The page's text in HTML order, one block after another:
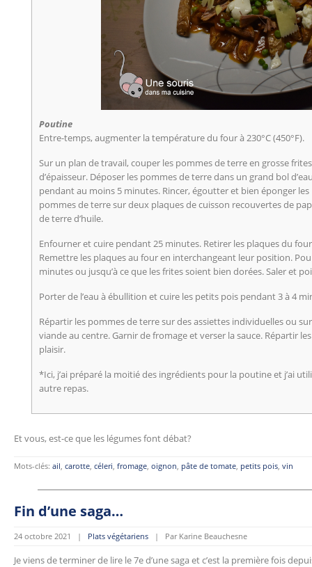
Poutine
Entre-temps, augmenter la température du four à 230°C (450°F).
Sur un plan de travail, couper les pommes de terre en grosse
d’épaisseur. Déposer les pommes de terre dans un grand bol
pendant au moins 5 minutes. Rincer, égoutter et bien éponger
pommes de terre sur deux plaques de cuisson recouvertes de
de terre d’huile.
Enfourner et cuire pendant 25 minutes. Retirer les plaques du
Remettre les plaques au four en interchangeant leur position.
minutes ou jusqu’à ce que les frites soient bien dorées. Saler et
Porter de l’eau à ébullition et cuire les petits pois pendant 3 à 4
Répartir les pommes de terre sur des assiettes individuelles ou
viande au centre. Garnir de fromage et verser la sauce. Répartir
plaisir.
*Ici, j’ai préparé la moitié des ingrédients pour la poutine et j’ai
autre repas.
Et vous, est-ce que les légumes font débat?
Mots-clés: ail, carotte, céleri, fromage, oignon, pâte de tomate, petits pois, vin
Fin d’une saga…
24 octobre 2021 | Plats végétariens | Par Karine Beauchesne
Je viens de terminer de lire le 7e d’une saga et c’est la première fois